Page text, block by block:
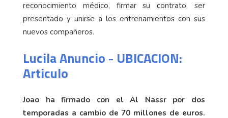
reconocimiento médico, firmar su contrato, ser
presentado y unirse a los entrenamientos con sus
nuevos compañeros.
Lucila Anuncio - UBICACION:
Articulo
Joao ha firmado con el Al Nassr por dos
temporadas a cambio de 70 millones de euros.